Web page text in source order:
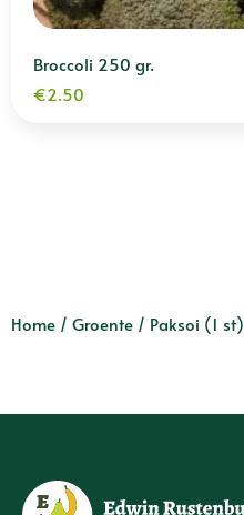
Broccoli 250 gr.
€2.50
Home / Groente / Paksoi (1 st)